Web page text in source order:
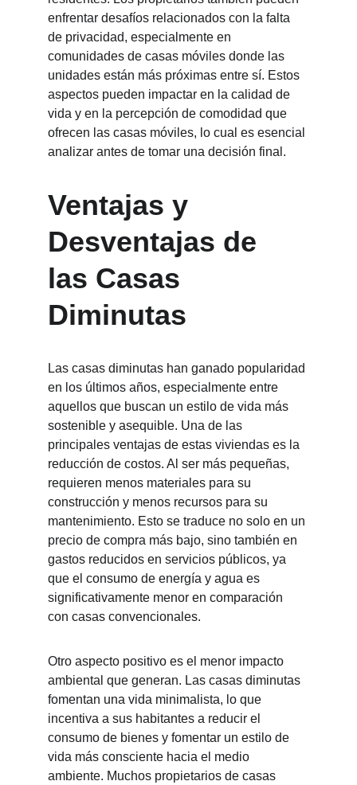
enfrentar desafíos relacionados con la falta
de privacidad, especialmente en
comunidades de casas móviles donde las
unidades están más próximas entre sí. Estos
aspectos pueden impactar en la calidad de
vida y en la percepción de comodidad que
ofrecen las casas móviles, lo cual es esencial
analizar antes de tomar una decisión final.
Ventajas y
Desventajas de
las Casas
Diminutas
Las casas diminutas han ganado popularidad
en los últimos años, especialmente entre
aquellos que buscan un estilo de vida más
sostenible y asequible. Una de las
principales ventajas de estas viviendas es la
reducción de costos. Al ser más pequeñas,
requieren menos materiales para su
construcción y menos recursos para su
mantenimiento. Esto se traduce no solo en un
precio de compra más bajo, sino también en
gastos reducidos en servicios públicos, ya
que el consumo de energía y agua es
significativamente menor en comparación
con casas convencionales.
Otro aspecto positivo es el menor impacto
ambiental que generan. Las casas diminutas
fomentan una vida minimalista, lo que
incentiva a sus habitantes a reducir el
consumo de bienes y fomentar un estilo de
vida más consciente hacia el medio
ambiente. Muchos propietarios de casas